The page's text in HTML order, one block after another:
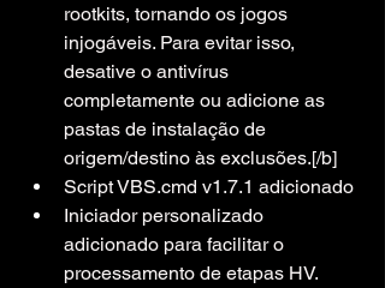
rootkits, tornando os jogos
injogáveis. Para evitar isso,
desative o antivírus
completamente ou adicione as
pastas de instalação de
origem/destino às exclusões.[/b]
Script VBS.cmd v1.7.1 adicionado
Iniciador personalizado
adicionado para facilitar o
processamento de etapas HV.